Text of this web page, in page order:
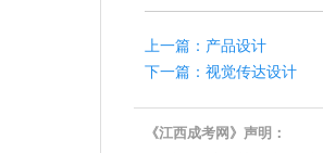
上一篇：产品设计
下一篇：视觉传达设计
《江西成考网》声明：